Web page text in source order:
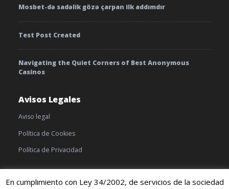
Mosbet-də sadəlik gözə çarpan ilk addımdır
Test Post Created
Navigating the Quiet Corners of Best Anonymous
Casinos
Avisos Legales
Aviso legal
Política de Cookies
Política de Privacidad
En cumplimiento con Ley 34/2002, de servicios de la sociedad